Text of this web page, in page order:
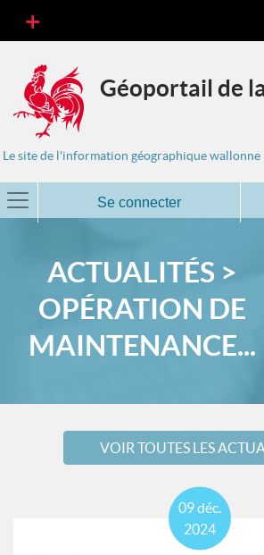
Géoportail de
Le site de l'information géographique wallonne
Se connecter
ACTUALITÉS >
OPÉRATION DE
MAINTENANCE...
VOIR TOUTES LES
09déc.
2024